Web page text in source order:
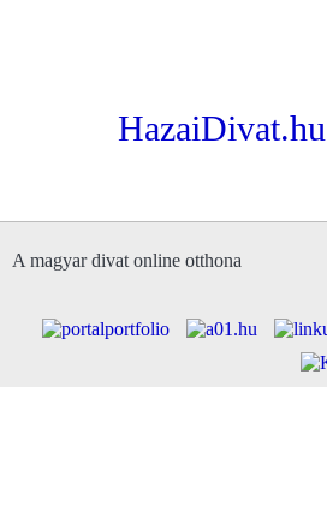
HazaiDivat.hu
A magyar divat online otthona